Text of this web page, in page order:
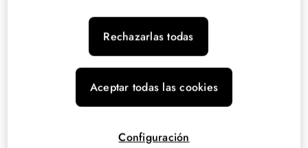
Grado Superior en Higiene Bucodental en
Madrid
Rechazarlas todas
Aceptar todas las cookies
Configuración